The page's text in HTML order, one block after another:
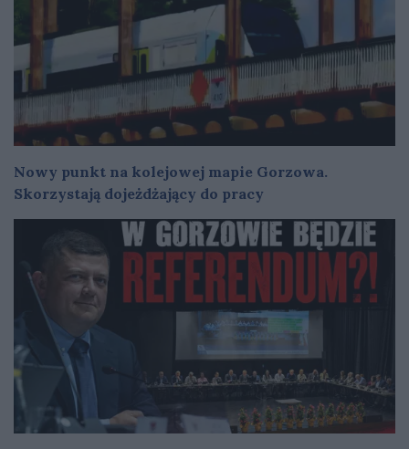
Nowy punkt na kolejowej mapie Gorzowa.
Skorzystają dojeżdżający do pracy